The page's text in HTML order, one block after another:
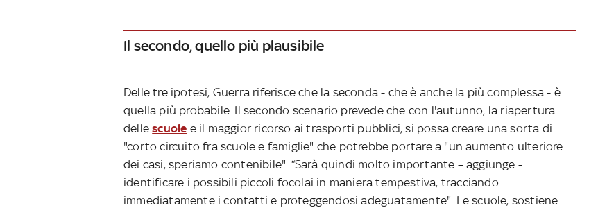
Il secondo, quello più plausibile
Delle tre ipotesi, Guerra riferisce che la seconda - che è anche la più complessa - è
quella più probabile. Il secondo scenario prevede che con l'autunno, la riapertura
dellescuole e il maggior ricorso ai trasporti pubblici, si possa creare una sorta di
"corto circuito fra scuole e famiglie" che potrebbe portare a "un aumento ulteriore
dei casi, speriamo contenibile". “Sarà quindi molto importante – aggiunge -
identificare i possibili piccoli focolai in maniera tempestiva, tracciando
immediatamente i contatti e proteggendosi adeguatamente". Le scuole, sostiene